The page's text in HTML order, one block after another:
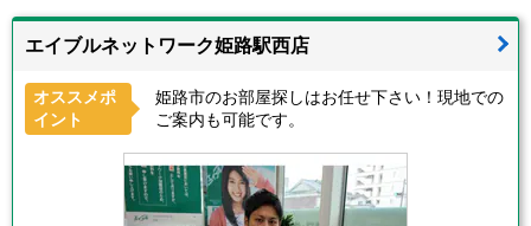
エイブルネットワーク姫路駅西店
オススメポ
イント
姫路市のお部屋探しはお任せ下さい！現地での
ご案内も可能です。